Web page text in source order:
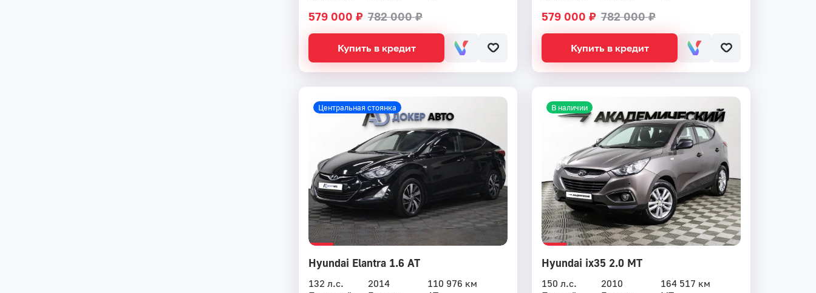
579 000 ₽ 782 000 ₽
Купить в кредит
579 000 ₽ 782 000 ₽
Купить в кредит
Hyundai Elantra 1.6 AT
132 л.с. 2014
110 976 км
Центральная стоянка
Hyundai ix35 2.0 MT
150 л.с. 2010
164 517 км
В наличии